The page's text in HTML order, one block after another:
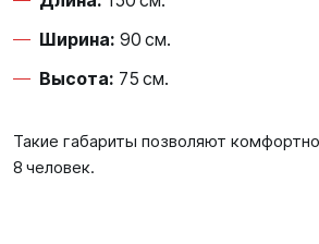
Ширина: 90 см.
Высота: 75 см.
Такие габариты позволяют
8 человек.